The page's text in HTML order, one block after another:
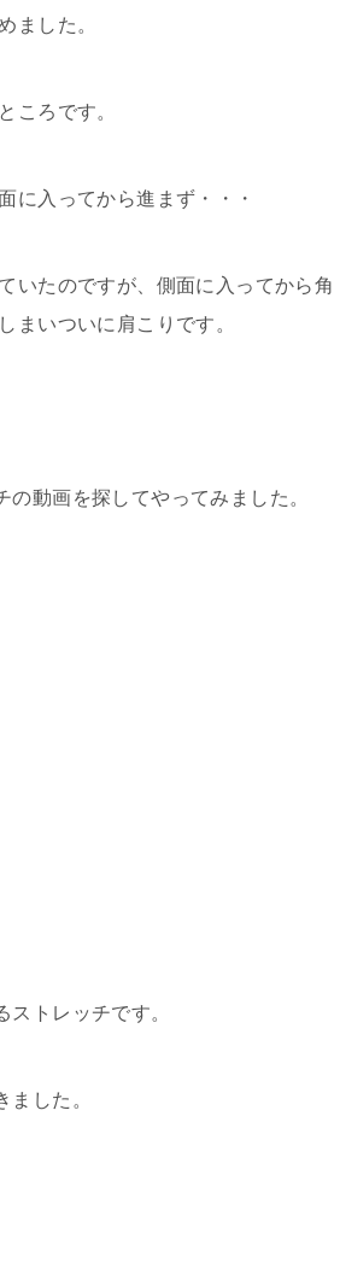
ました。
ころです。
に入ってから進まず・・・
いたのですが、側面に入ってから角
まいついに肩こりです。
動画を探してやってみました。
トレッチです。
した。